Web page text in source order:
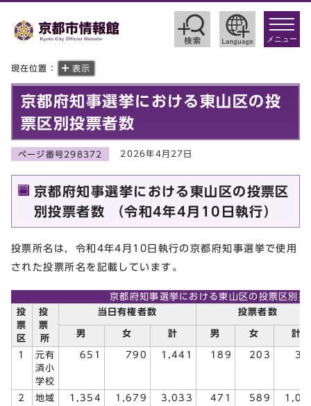
toggle
メニュー
現在位置： 表示
京都府知事選挙における東山区の投
票区別投票者数
ページ番号298372 2026年4月27日
京都府知事選挙における東山区の投票区
別投票者数 （令和4年4月10日執行）
投票所名は，令和4年4月10日執行の京都府知事選挙で使用
された投票所名を記載しています。
京都府知事選挙における東山区の投票区別投
投
票
区
投
票
所
当日有権者数 投票者数
男 女 計 男 女 計
1
元有
済小
学校
651 790 1,441 189 203
2
地域
1,354 1,679 3,033 471 589